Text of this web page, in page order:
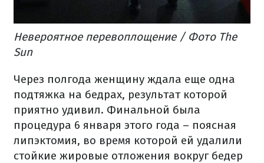
Невероятное перевоплощение / Фото The
Sun
Через полгода женщину ждала еще одна
подтяжка на бедрах, результат которой
приятно удивил. Финальной была
процедура 6 января этого года – поясная
липэктомия, во время которой ей удалили
стойкие жировые отложения вокруг бедер